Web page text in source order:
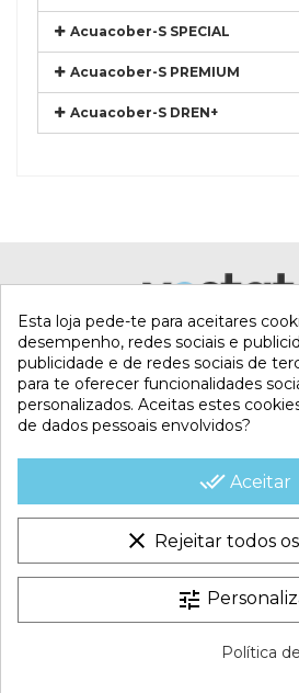
Acuacober-S SPECIAL
Acuacober-S PREMIUM
Acuacober-S DREN+
CONTACTA CON
CONDICIONES
Aviso legal |
Esta loja pede-te para aceitares
desempenho, redes sociais e
publicidade e de redes sociais de
para te oferecer funcionalidades
personalizados. Aceitas estes
de dados pessoais envolvidos?
done_all Aceitar
clear Rejeitar todos
tune
Política